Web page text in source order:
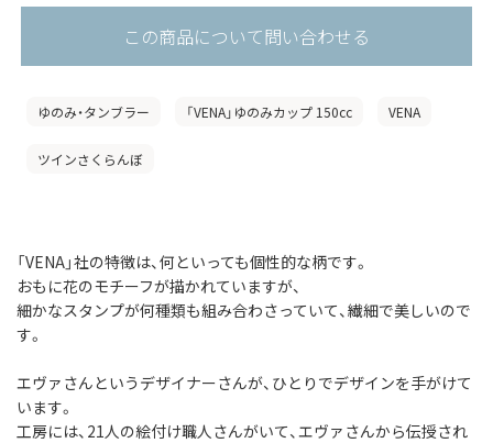
この商品について問い合わせる
ゆのみ・タンブラー 「VENA」ゆのみカップ 150cc VENA
ツインさくらんぼ
「VENA」社の特徴は、何といっても個性的な柄です。
おもに花のモチーフが描かれていますが、
細かなスタンプが何種類も組み合わさっていて、繊細で美しいので
す。
エヴァさんというデザイナーさんが、ひとりでデザインを手がけて
います。
工房には、21人の絵付け職人さんがいて、エヴァさんから伝授され